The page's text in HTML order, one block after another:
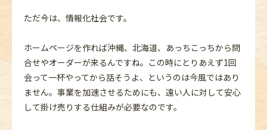
ただ今は、情報化社会です。
ホームページを作れば沖縄、北海道、あっちこっちから問
合せやオーダーが来るんですね。この時にとりあえず1回
会って一杯やってから話そうよ、というのは今風ではあり
ません。事業を加速させるためにも、遠い人に対して安心
して掛け売りする仕組みが必要なのです。